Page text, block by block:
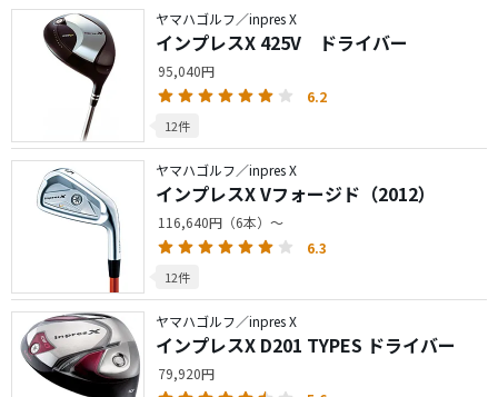
ヤマハゴルフ／inpres X
インプレスX 425V ドライバー
95,040円
6.2
12件
ヤマハゴルフ／inpres X
インプレスX Vフォージド（2012）
116,640円（6本）～
6.3
12件
ヤマハゴルフ／inpres X
インプレスX D201 TYPES ドライバー
79,920円